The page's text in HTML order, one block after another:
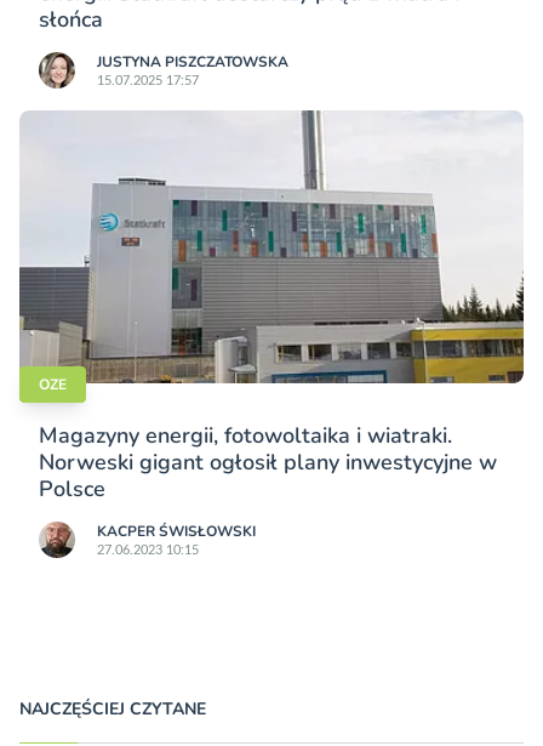
słońca
JUSTYNA PISZCZATOWSKA
15.07.2025 17:57
OZE
Magazyny energii, fotowoltaika i wiatraki.
Norweski gigant ogłosił plany inwestycyjne w
Polsce
KACPER ŚWISŁO­WSKI
27.06.2023 10:15
NAJCZĘŚCIEJ CZYTANE